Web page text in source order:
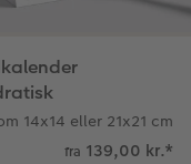
14x14 eller 21x21 cm
fra 139,00 kr.*